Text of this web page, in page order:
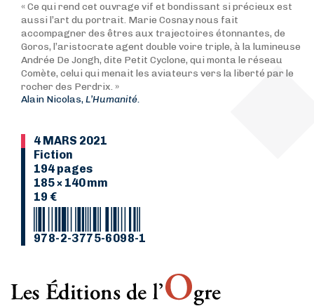
« Ce qui rend cet ouvrage vif et bondissant si précieux est
aussi l’art du portrait. Marie Cosnay nous fait
accompagner des êtres aux trajectoires étonnantes, de
Goros, l’aristocrate agent double voire triple, à la lumineuse
Andrée De Jongh, dite Petit Cyclone, qui monta le réseau
Comète, celui qui menait les aviateurs vers la liberté par le
rocher des Perdrix. »
Alain Nicolas,L’Humanité.
4 MARS 2021
Fiction
194 pages
185 × 140 mm
19 €
978-2-3775-6098-1